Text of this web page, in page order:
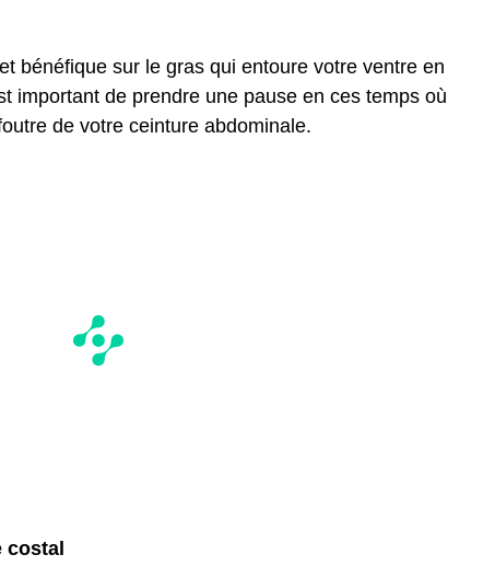
bénéfique sur le gras qui entoure votre ventre en
important de prendre une pause en ces temps où
de votre ceinture abdominale.
costal